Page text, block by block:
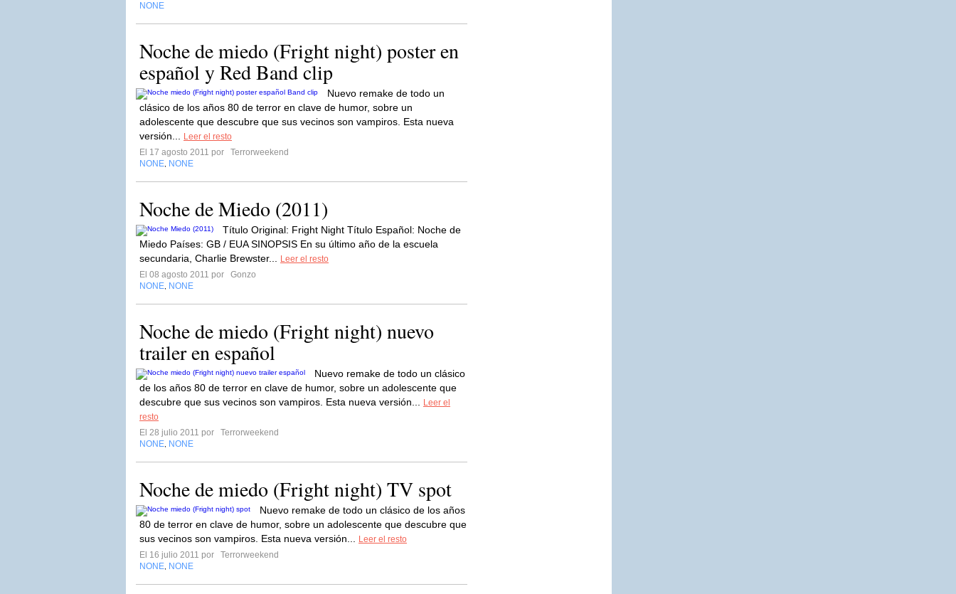
NONE
Noche de miedo (Fright night) poster en
español y Red Band clip
Nuevo remake de todo un
clásico de los años 80 de terror en clave de humor, sobre un
adolescente que descubre que sus vecinos son vampiros. Esta nueva
versión...
Leer el resto
El 17 agosto 2011 por
Terrorweekend
NONE NONE
Noche de Miedo (2011)
Título Original: Fright Night Título Español: Noche de
Miedo Países: GB / EUA SINOPSIS En su último año de la escuela
secundaria, Charlie Brewster...
Leer el resto
El 08 agosto 2011 por
Gonzo
NONE NONE
Noche de miedo (Fright night) nuevo
trailer en español
Nuevo remake de todo un clásico
de los años 80 de terror en clave de humor, sobre un adolescente que
descubre que sus vecinos son vampiros. Esta nueva versión...
Leer el
resto
El 28 julio 2011 por
Terrorweekend
NONE NONE
Noche de miedo (Fright night) TV spot
Nuevo remake de todo un clásico de los años
80 de terror en clave de humor, sobre un adolescente que descubre que
sus vecinos son vampiros. Esta nueva versión...
Leer el resto
El 16 julio 2011 por
Terrorweekend
NONE NONE